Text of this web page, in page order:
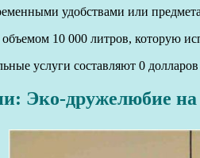
удобствами или
10 000 литров, которую
услуги составляют 0
Эко-дружелюбие на